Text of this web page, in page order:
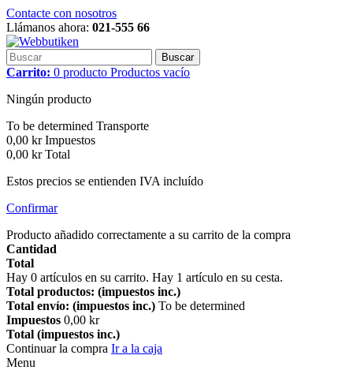
Contacte con nosotros
Llámanos ahora: 021-555 66
Buscar
Carrito: 0 producto Productos vacío
Ningún producto
To be determined Transporte
0,00 kr Impuestos
0,00 kr Total
Estos precios se entienden IVA incluído
Confirmar
Producto añadido correctamente a su carrito de la compra
Cantidad
Total
Hay 0 artículos en su carrito. Hay 1 artículo en su cesta.
Total productos: (impuestos inc.)
Total envío: (impuestos inc.) To be determined
Impuestos 0,00 kr
Total (impuestos inc.)
Continuar la compra Ir a la caja
Menu